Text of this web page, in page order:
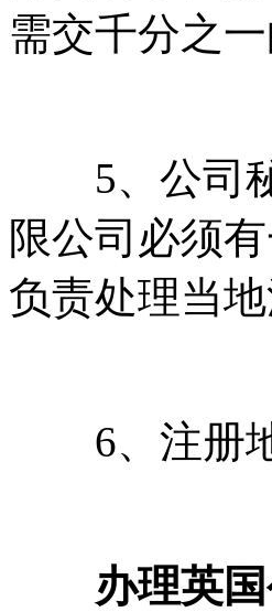
需交千分之
5、公司秘
限公司必须
负责处理当
6、注册地
办理英国